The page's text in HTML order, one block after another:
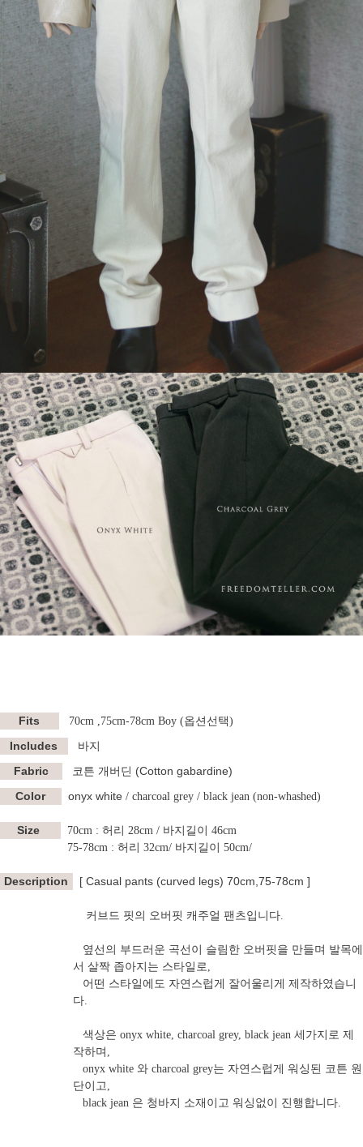
Fits 70cm ,75cm-78cm Boy (옵션선택)
Includes 바지
Fabric
코튼 개버딘 (Cotton gabardine)
Color
onyx white / charcoal grey / black jean (non-whashed)
Size
70cm : 허리 28cm / 바지길이 46cm
75-78cm : 허리 32cm/ 바지길이 50cm/
Description [ Casual pants (curved legs) 70cm,75-78cm ]
커브드 핏의 오버핏 캐주얼 팬츠입니다.
옆선의 부드러운 곡선이 슬림한 오버핏을 만들며 발목에
서 살짝 좁아지는 스타일로,
어떤 스타일에도 자연스럽게 잘어울리게 제작하였습니
다.
색상은 onyx white, charcoal grey, black jean 세가지로 제
작하며,
onyx white 와 charcoal grey는 자연스럽게 워싱된 코튼 원
단이고,
black jean 은 청바지 소재이고 워싱없이 진행합니다.